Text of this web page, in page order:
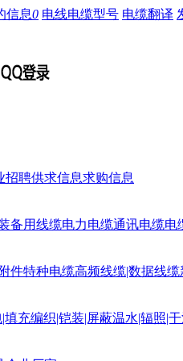
信息0 电线电缆型号 电缆翻译
招聘供求信息求购信息
备用线缆电力电缆通讯电缆电
件特种电缆高频线缆|数据线缆
|填充编织|铠装|屏蔽温水|辐照|